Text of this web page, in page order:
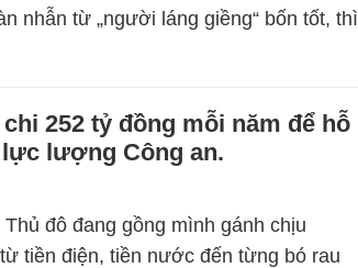
nhẫn từ „người láng giềng“ bốn tốt, thì
252 tỷ đồng mỗi năm để hỗ
lượng Công an.
đô đang gồng mình gánh chịu
tiền điện, tiền nước đến từng bó rau